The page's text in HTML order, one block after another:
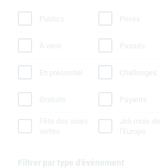
Publics Privés
À venir Passés
En présentiel Challenges
Gratuits Payants
Fête des voies
vertes
Joli mois de
l'Europe
Filtrer par type d’événement